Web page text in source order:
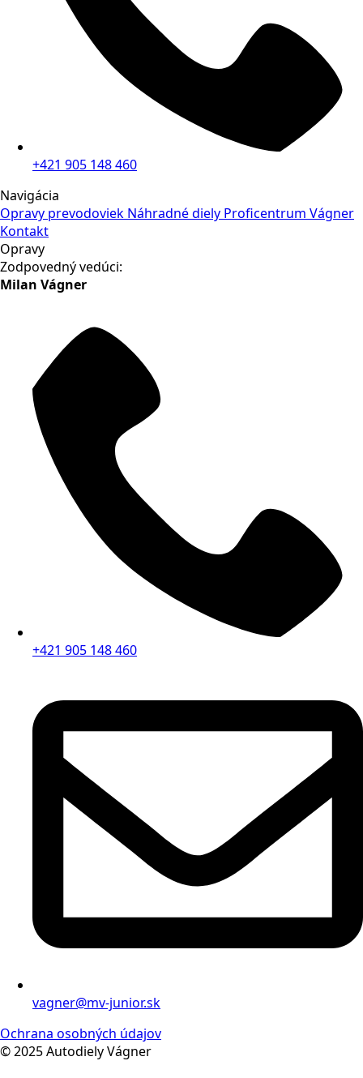
+421 905 148 460
Navigácia
Opravy prevodoviek Náhradné diely Proficentrum Vágner
Kontakt
Opravy
Zodpovedný vedúci:
Milan Vágner
+421 905 148 460
vagner@mv-junior.sk
Ochrana osobných údajov
© 2025 Autodiely Vágner